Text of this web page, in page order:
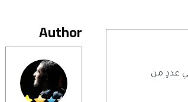
Author
في عددٍ من